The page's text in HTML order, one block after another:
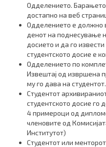
Одделението.
достапно на веб
Одделението е должно
денот на поднесување
досието и да го
студентското досие е
Одделението по
Извештај од извршена
му го дава на студентот.
Студентот
студентското досие го
4 примероци од
членовите од
Институтот)
Студентот или